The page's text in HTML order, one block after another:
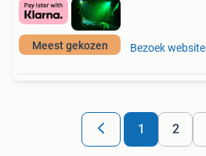
Meest gekozen Bezoek website
1 2